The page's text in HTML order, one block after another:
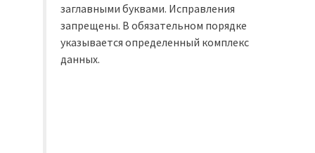
заглавными буквами. Исправления
запрещены. В обязательном порядке
указывается определенный комплекс
данных.